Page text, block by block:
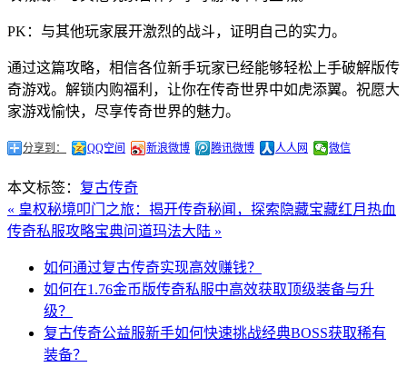
PK：与其他玩家展开激烈的战斗，证明自己的实力。
通过这篇攻略，相信各位新手玩家已经能够轻松上手破解版传
奇游戏。解锁内购福利，让你在传奇世界中如虎添翼。祝愿大
家游戏愉快，尽享传奇世界的魅力。
分享到： QQ空间 新浪微博 腾讯微博 人人网 微信
本文标签： 复古传奇
« 皇权秘境叩门之旅：揭开传奇秘闻，探索隐藏宝藏红月热血
传奇私服攻略宝典问道玛法大陆 »
如何通过复古传奇实现高效赚钱？
如何在1.76金币版传奇私服中高效获取顶级装备与升
级？
复古传奇公益服新手如何快速挑战经典BOSS获取稀有
装备？